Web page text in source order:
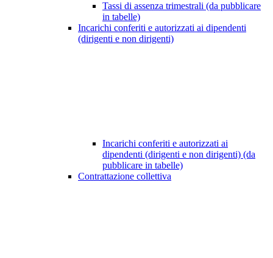
Tassi di assenza trimestrali (da pubblicare
in tabelle)
Incarichi conferiti e autorizzati ai dipendenti
(dirigenti e non dirigenti)
Incarichi conferiti e autorizzati ai
dipendenti (dirigenti e non dirigenti) (da
pubblicare in tabelle)
Contrattazione collettiva